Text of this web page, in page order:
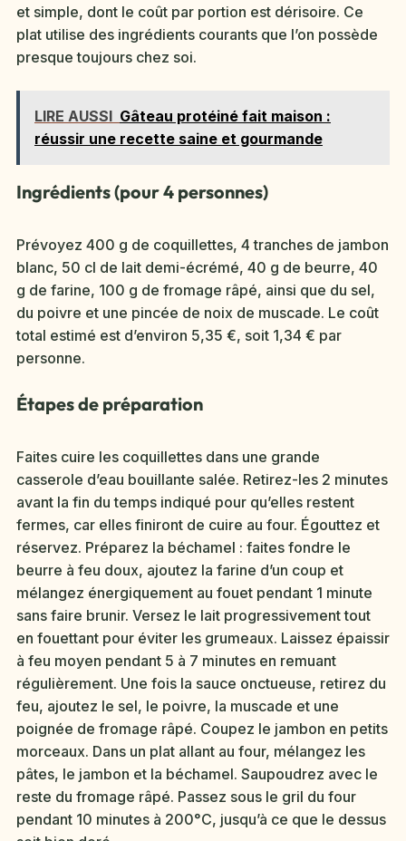
et simple, dont le coût par portion est dérisoire. Ce
plat utilise des ingrédients courants que l’on possède
presque toujours chez soi.
LIRE AUSSI Gâteau protéiné fait maison :
réussir une recette saine et gourmande
Ingrédients (pour 4 personnes)
Prévoyez 400 g de coquillettes, 4 tranches de jambon
blanc, 50 cl de lait demi-écrémé, 40 g de beurre, 40
g de farine, 100 g de fromage râpé, ainsi que du sel,
du poivre et une pincée de noix de muscade. Le coût
total estimé est d’environ 5,35 €, soit 1,34 € par
personne.
Étapes de préparation
Faites cuire les coquillettes dans une grande
casserole d’eau bouillante salée. Retirez-les 2 minutes
avant la fin du temps indiqué pour qu’elles restent
fermes, car elles finiront de cuire au four. Égouttez et
réservez. Préparez la béchamel : faites fondre le
beurre à feu doux, ajoutez la farine d’un coup et
mélangez énergiquement au fouet pendant 1 minute
sans faire brunir. Versez le lait progressivement tout
en fouettant pour éviter les grumeaux. Laissez épaissir
à feu moyen pendant 5 à 7 minutes en remuant
régulièrement. Une fois la sauce onctueuse, retirez du
feu, ajoutez le sel, le poivre, la muscade et une
poignée de fromage râpé. Coupez le jambon en petits
morceaux. Dans un plat allant au four, mélangez les
pâtes, le jambon et la béchamel. Saupoudrez avec le
reste du fromage râpé. Passez sous le gril du four
pendant 10 minutes à 200°C, jusqu’à ce que le dessus